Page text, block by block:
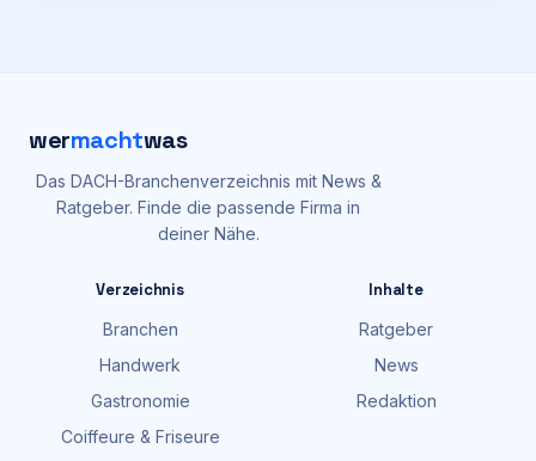
wermachtwas
Das DACH-Branchenverzeichnis mit News &
Ratgeber. Finde die passende Firma in
deiner Nähe.
Verzeichnis
Branchen
Handwerk
Gastronomie
Coiffeure & Friseure
Inhalte
Ratgeber
News
Redaktion